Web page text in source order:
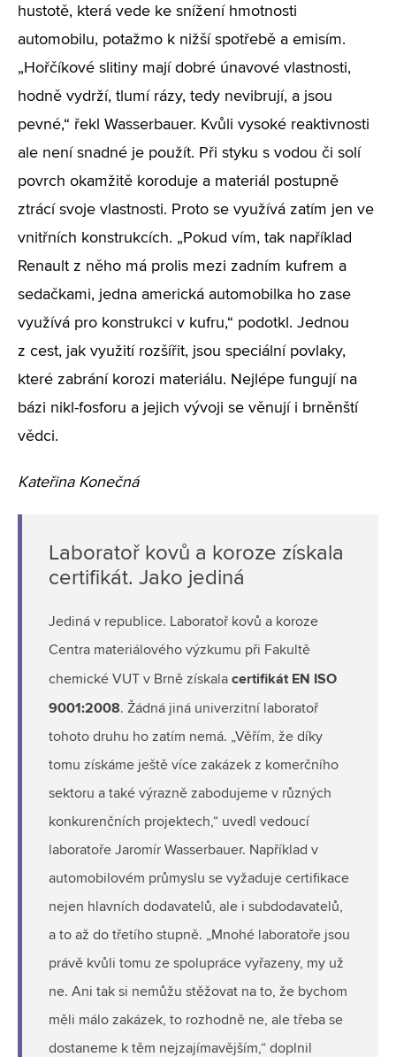
hustotě, která vede ke snížení hmotnosti
automobilu, potažmo k nižší spotřebě a emisím.
„Hořčíkové slitiny mají dobré únavové vlastnosti,
hodně vydrží, tlumí rázy, tedy nevibrují, a jsou
pevné,“ řekl Wasserbauer. Kvůli vysoké reaktivnosti
ale není snadné je použít. Při styku s vodou či solí
povrch okamžitě koroduje a materiál postupně
ztrácí svoje vlastnosti. Proto se využívá zatím jen ve
vnitřních konstrukcích. „Pokud vím, tak například
Renault z něho má prolis mezi zadním kufrem a
sedačkami, jedna americká automobilka ho zase
využívá pro konstrukci v kufru,“ podotkl. Jednou
z cest, jak využití rozšířit, jsou speciální povlaky,
které zabrání korozi materiálu. Nejlépe fungují na
bázi nikl-fosforu a jejich vývoji se věnují i brněnští
vědci.
Kateřina Konečná
Laboratoř kovů a koroze získala
certifikát. Jako jediná
Jediná v republice. Laboratoř kovů a koroze
Centra materiálového výzkumu při Fakultě
chemické VUT v Brně získala certifikát EN ISO
9001:2008. Žádná jiná univerzitní laboratoř
tohoto druhu ho zatím nemá. „Věřím, že díky
tomu získáme ještě více zakázek z komerčního
sektoru a také výrazně zabodujeme v různých
konkurenčních projektech,“ uvedl vedoucí
laboratoře Jaromír Wasserbauer. Například v
automobilovém průmyslu se vyžaduje certifikace
nejen hlavních dodavatelů, ale i subdodavatelů,
a to až do třetího stupně. „Mnohé laboratoře jsou
právě kvůli tomu ze spolupráce vyřazeny, my už
ne. Ani tak si nemůžu stěžovat na to, že bychom
měli málo zakázek, to rozhodně ne, ale třeba se
dostaneme k těm nejzajímavějším,“ doplnil